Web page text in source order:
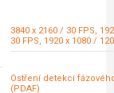
3840 x 2160 / 30 FPS,
30 FPS, 1920 x 1080 /
Ostření detekcí
(PDAF)